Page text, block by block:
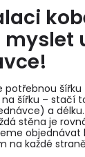
potřebnou
šířku – stačí
a
stěna je
objednávat
na každé